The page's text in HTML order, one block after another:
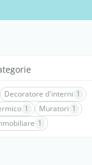
Decoratore d'interni 1
1 Muratori 1
1